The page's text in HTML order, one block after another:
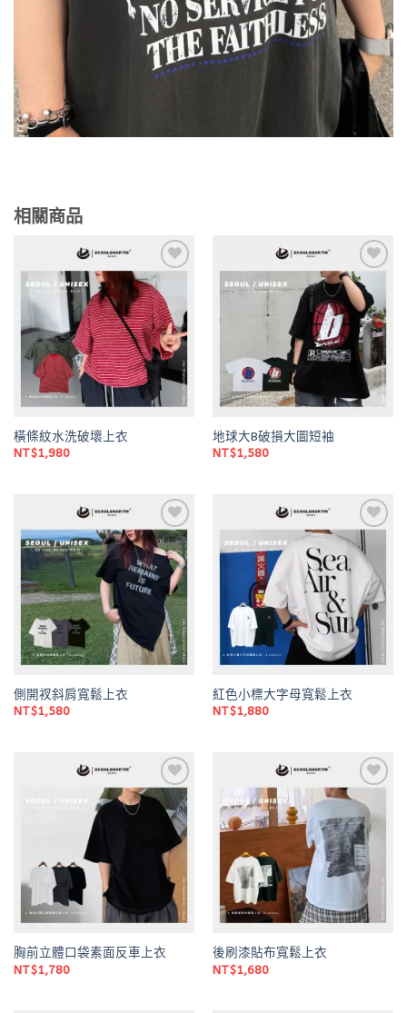
相關商品
Add to
wishlist
橫條紋水洗破壞上衣
NT$1,980
Add to
wishlist
地球大B破損大圖短袖
NT$1,580
Add to
wishlist
側開衩斜肩寬鬆上衣
NT$1,580
Add to
wishlist
紅色小標大字母寬鬆上衣
NT$1,880
Add to
wishlist
胸前立體口袋素面反車上衣
NT$1,780
Add to
wishlist
後刷漆貼布寬鬆上衣
NT$1,680